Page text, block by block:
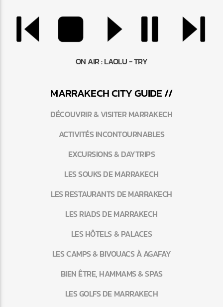
ON AIR :LAOLU - TRY
MARRAKECHCITY GUIDE //
DÉCOUVRIR & VISITER MARRAKECH
ACTIVITÉS INCONTOURNABLES
EXCURSIONS & DAYTRIPS
LES SOUKS DE MARRAKECH
LES RESTAURANTS DE MARRAKECH
LES RIADS DE MARRAKECH
LES HÔTELS & PALACES
LES CAMPS & BIVOUACS À AGAFAY
BIEN ÊTRE, HAMMAMS & SPAS
LES GOLFS DE MARRAKECH